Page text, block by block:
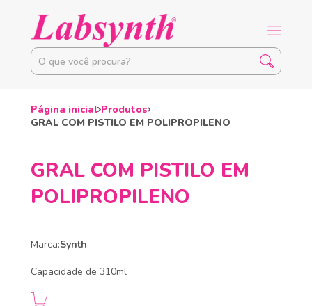
Página inicial Produtos
GRAL COM PISTILO EM POLIPROPILENO
GRAL COM PISTILO EM
POLIPROPILENO
Marca:Synth
Capacidade de 310ml